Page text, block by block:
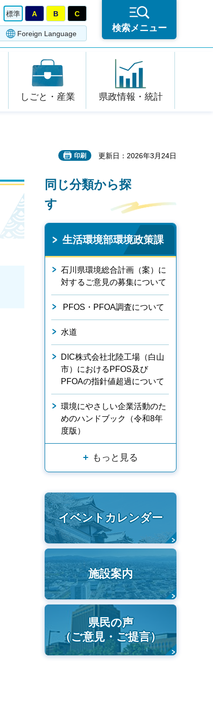
標準 A B C
Foreign Language
検索メニュー
しごと・産業 県政情報・統計
印刷 更新日：2026年3月24日
同じ分類から探
す
生活環境部環境政策課
石川県環境総合計画（案）に
対するご意見の募集について
PFOS・PFOA調査について
水道
DIC株式会社北陸工場（白山
市）におけるPFOS及び
PFOAの指針値超過について
環境にやさしい企業活動のた
めのハンドブック（令和8年
度版）
もっと見る
イベントカレンダー
施設案内
県民の声
（ご意見・ご提言）